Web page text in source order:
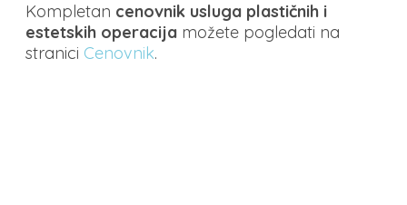
Kompletan cenovnik usluga plastičnih i
estetskih operacija možete pogledati na
stranici Cenovnik.